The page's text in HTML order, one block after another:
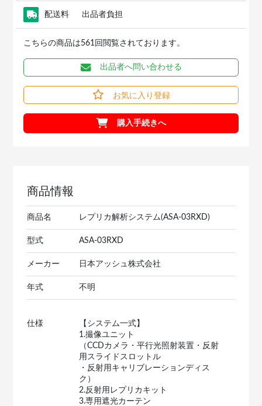
配送料 出品者負担
こちらの商品は561回閲覧されております。
出品者へ問い合わせる
お気に入り登録
購入手続きへ
商品情報
商品名 レプリカ解析システム(ASA-03RXD)
型式 ASA-03RXD
メーカー 日本アッシュ株式会社
年式 不明
仕様
【システム一式】
1.撮像ユニット
（CCDカメラ・平行光照射装置・反射
用スライドスロットル
・反射用キャリブレーションディス
ク）
2.反射用レプリカキット
3.専用遮光カーテン